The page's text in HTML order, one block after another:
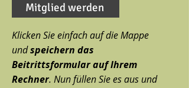
Mitglied werden
Klicken Sie einfach auf die Mappe
undspeichern das
Beitrittsformular auf Ihrem
Rechner. Nun füllen Sie es aus und